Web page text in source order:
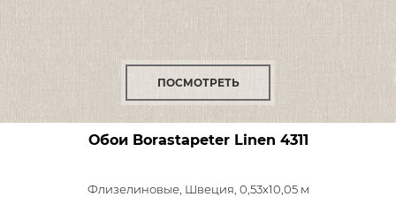
ПОСМОТРЕТЬ
Обои Borastapeter Linen 4311
Флизелиновые, Швеция, 0,53x10,05 м